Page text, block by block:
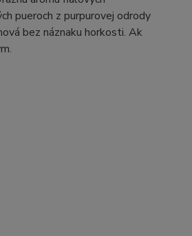
pueroch z purpurovej odrody
bez náznaku horkosti. Ak